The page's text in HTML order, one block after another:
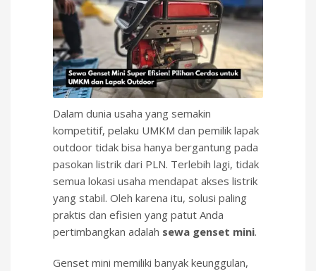
Dalam dunia usaha yang semakin
kompetitif, pelaku UMKM dan pemilik lapak
outdoor tidak bisa hanya bergantung pada
pasokan listrik dari PLN. Terlebih lagi, tidak
semua lokasi usaha mendapat akses listrik
yang stabil. Oleh karena itu, solusi paling
praktis dan efisien yang patut Anda
pertimbangkan adalah sewa genset mini.
Genset mini memiliki banyak keunggulan,